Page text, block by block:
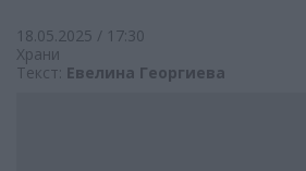
18.05.2025 / 17:30
Храни
Текст: Евелина Георгиева